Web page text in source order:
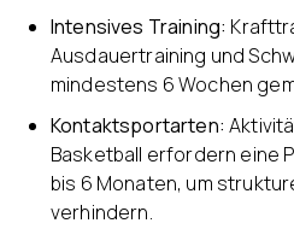
Intensives Training:
Ausdauertraining und
mindestens 6 Wochen
Kontaktsportarten:
Basketball erfordern eine
bis 6 Monaten, um
verhindern.